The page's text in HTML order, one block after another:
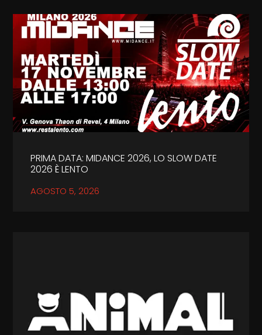
PRIMA DATA: MIDANCE 2026, LO SLOW DATE
2026 È LENTO
AGOSTO 5, 2026